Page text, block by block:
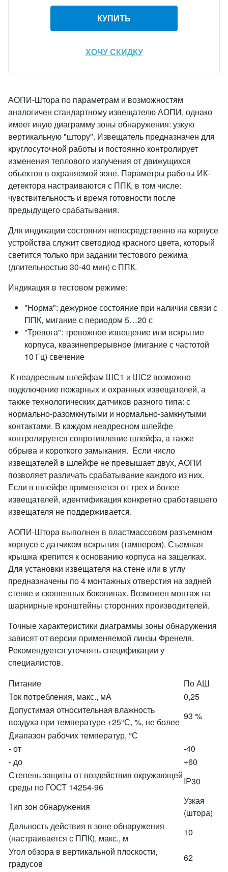
КУПИТЬ
ХОЧУ СКИДКУ
АОПИ-Штора по параметрам и возможностям
аналогичен стандартному извещателю АОПИ, однако
имеет иную диаграмму зоны обнаружения: узкую
вертикальную "штору". Извещатель предназначен для
круглосуточной работы и постоянно контролирует
изменения теплового излучения от движущихся
объектов в охраняемой зоне. Параметры работы ИК-
детектора настраиваются с ППК, в том числе:
чувствительность и время готовности после
предыдущего срабатывания.
Для индикации состояния непосредственно на корпусе
устройства служит светодиод красного цвета, который
светится только при задании тестового режима
(длительностью 30-40 мин) с ППК.
Индикация в тестовом режиме:
"Норма": дежурное состояние при наличии связи с
ППК, мигание с периодом 5…20 с
"Тревога": тревожное извещение или вскрытие
корпуса, квазинепрерывное (мигание с частотой
10 Гц) свечение
К неадресным шлейфам ШС1 и ШС2 возможно
подключение пожарных и охранных извещателей, а
также технологических датчиков разного типа: с
нормально-разомкнутыми и нормально-замкнутыми
контактами. В каждом неадресном шлейфе
контролируется сопротивление шлейфа, а также
обрыва и короткого замыкания. Если число
извещателей в шлейфе не превышает двух, АОПИ
позволяет различать срабатывание каждого из них.
Если в шлейфе применяется от трех и более
извещателей, идентификация конкретно сработавшего
извещателя не поддерживается.
АОПИ-Штора выполнен в пластмассовом разъемном
корпусе с датчиком вскрытия (тампером). Съемная
крышка крепится к основанию корпуса на защелках.
Для установки извещателя на стене или в углу
предназначены по 4 монтажных отверстия на задней
стенке и скошенных боковинах. Возможен монтаж на
шарнирные кронштейны сторонних производителей.
Точные характеристики диаграммы зоны обнаружения
зависят от версии применяемой линзы Френеля.
Рекомендуется уточнять спецификации у
специалистов.
Питание
По АШ
Ток потребления, макс., мА
0,25
Допустимая относительная влажность
воздуха при температуре +25°С, %, не более
93 %
Диапазон рабочих температур, °С
- от
-40
- до
+60
Степень защиты от воздействия окружающей
среды по ГОСТ 14254-96
IP30
Тип зон обнаружения
Узкая
(штора)
Дальность действия в зоне обнаружения
(настраивается с ППК), макс., м
10
Угол обзора в вертикальной плоскости,
градусов
62